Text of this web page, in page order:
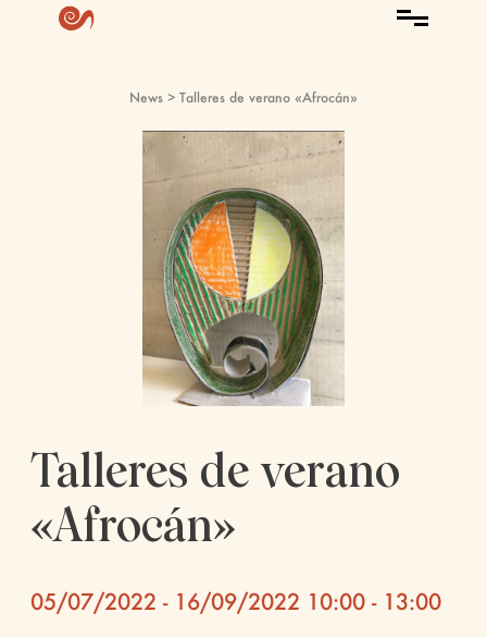
News > Talleres de verano «Afrocán»
Talleres de verano
«Afrocán»
05/07/2022 - 16/09/2022 10:00 - 13:00